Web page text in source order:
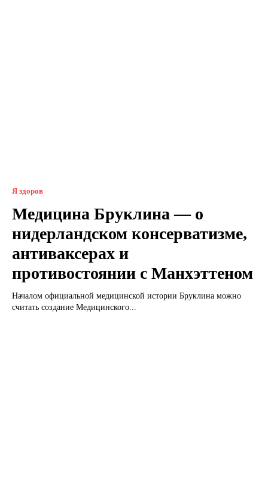
Я здоров
Медицина Бруклина — о
нидерландском консерватизме,
антиваксерах и
противостоянии с Манхэттеном
Началом официальной медицинской истории Бруклина можно
считать создание Медицинского...